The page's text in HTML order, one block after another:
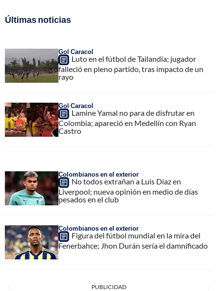
Últimas noticias
Gol Caracol
Luto en el fútbol de Tailandia; jugador
falleció en pleno partido, tras impacto de un
rayo
Gol Caracol
Lamine Yamal no para de disfrutar en
Colombia; apareció en Medellín con Ryan
Castro
Colombianos en el exterior
No todos extrañan a Luis Díaz en
Liverpool; nueva opinión en medio de días
pesados en el club
Colombianos en el exterior
Figura del fútbol mundial en la mira del
Fenerbahce; Jhon Durán sería el damnificado
PUBLICIDAD